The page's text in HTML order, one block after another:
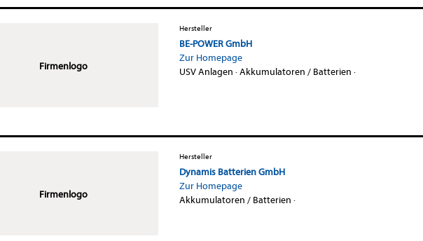
Firmenlogo
Hersteller
BE-POWER GmbH
Zur Homepage
USV Anlagen ·Akkumulatoren / Batterien ·
Firmenlogo
Hersteller
Dynamis Batterien GmbH
Zur Homepage
Akkumulatoren / Batterien ·